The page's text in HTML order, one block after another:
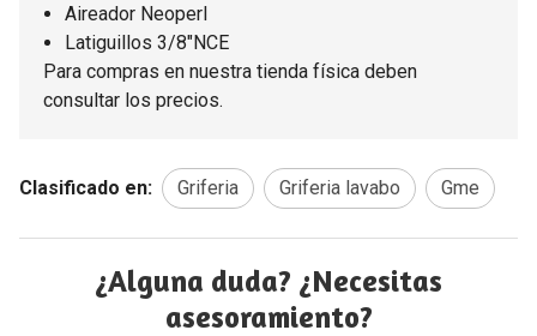
Aireador Neoperl
Latiguillos 3/8"NCE
Para compras en nuestra tienda física deben
consultar los precios.
Clasificado en: Griferia Griferia lavabo Gme
¿Alguna duda? ¿Necesitas
asesoramiento?